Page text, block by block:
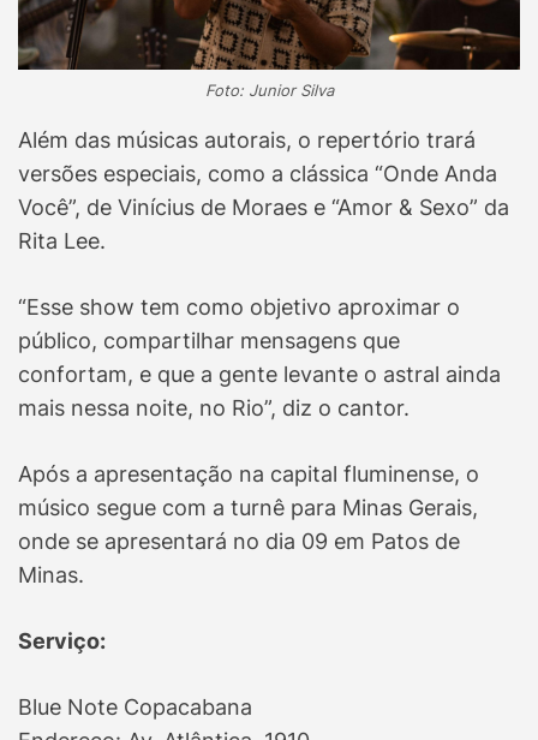
Foto: Junior Silva
Além das músicas autorais, o repertório trará
versões especiais, como a clássica “Onde Anda
Você”, de Vinícius de Moraes e “Amor & Sexo” da
Rita Lee.
“Esse show tem como objetivo aproximar o
público, compartilhar mensagens que
confortam, e que a gente levante o astral ainda
mais nessa noite, no Rio”, diz o cantor.
Após a apresentação na capital fluminense, o
músico segue com a turnê para Minas Gerais,
onde se apresentará no dia 09 em Patos de
Minas.
Serviço:
Blue Note Copacabana